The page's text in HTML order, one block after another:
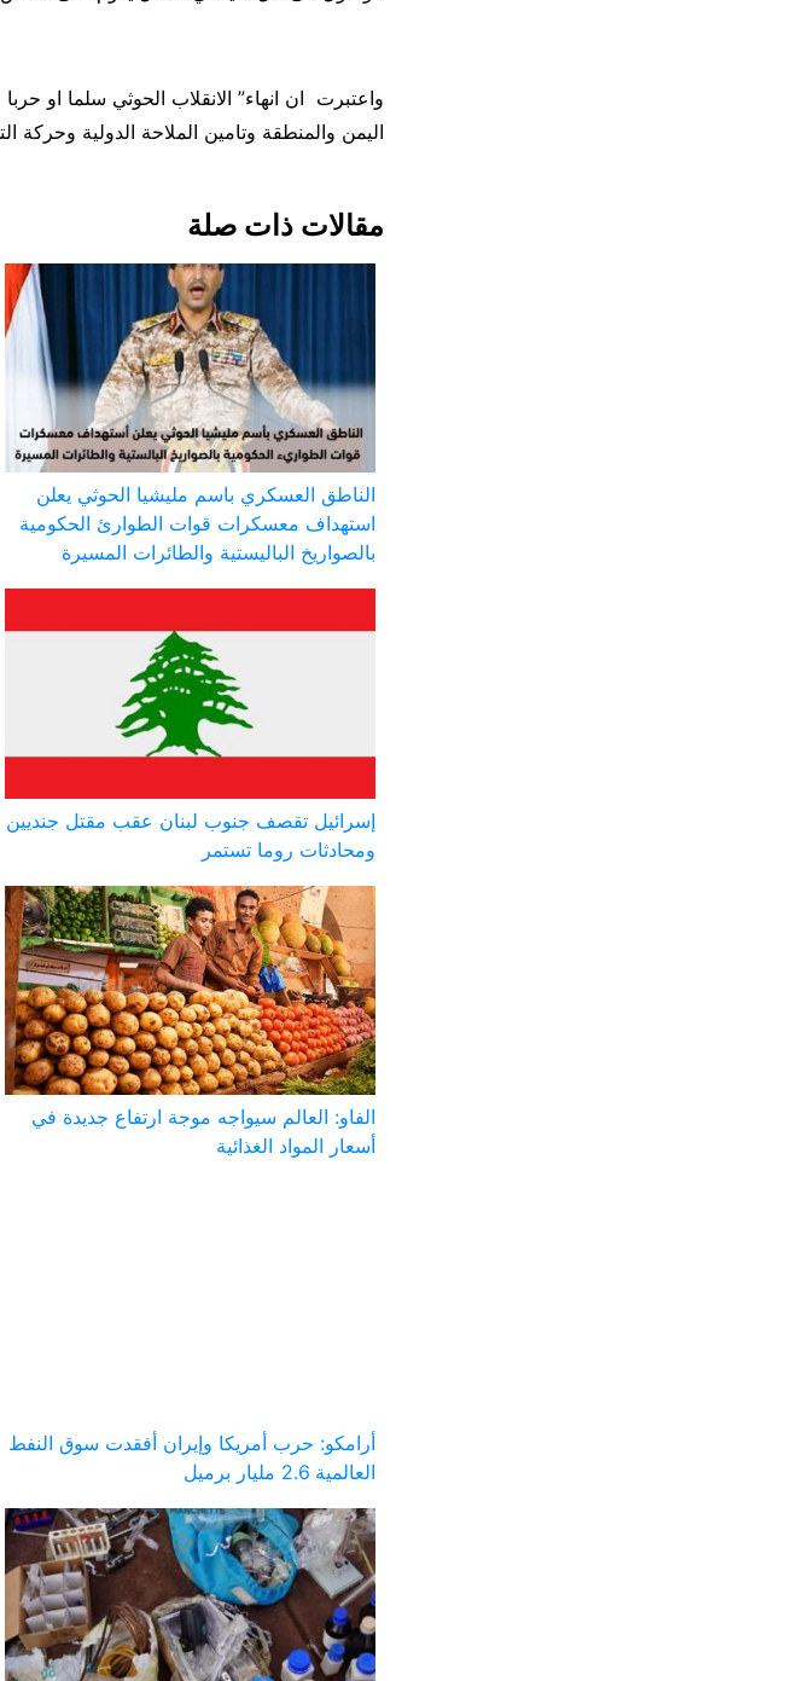
واعتبرت ان انهاء” الانقلاب الحوثي سلما او
اليمن والمنطقة وتامين الملاحة الدولية وحركة
مقالات ذات صلة
الناطق العسكري باسم مليشيا الحوثي يعلن
استهداف معسكرات قوات الطوارئ الحكومية
بالصواريخ الباليستية والطائرات المسيرة
إسرائيل تقصف جنوب لبنان عقب مقتل جنديين
ومحادثات روما تستمر
الفاو: العالم سيواجه موجة ارتفاع جديدة في
أسعار المواد الغذائية
أرامكو: حرب أمريكا وإيران أفقدت سوق النفط
العالمية 2.6 مليار برميل